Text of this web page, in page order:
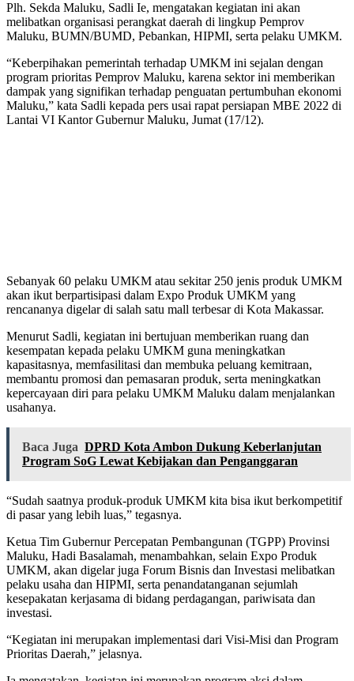
Plh. Sekda Maluku, Sadli Ie, mengatakan kegiatan ini akan
melibatkan organisasi perangkat daerah di lingkup Pemprov
Maluku, BUMN/BUMD, Pebankan, HIPMI, serta pelaku UMKM.
“Keberpihakan pemerintah terhadap UMKM ini sejalan dengan
program prioritas Pemprov Maluku, karena sektor ini memberikan
dampak yang signifikan terhadap penguatan pertumbuhan ekonomi
Maluku,” kata Sadli kepada pers usai rapat persiapan MBE 2022 di
Lantai VI Kantor Gubernur Maluku, Jumat (17/12).
Sebanyak 60 pelaku UMKM atau sekitar 250 jenis produk UMKM
akan ikut berpartisipasi dalam Expo Produk UMKM yang
rencananya digelar di salah satu mall terbesar di Kota Makassar.
Menurut Sadli, kegiatan ini bertujuan memberikan ruang dan
kesempatan kepada pelaku UMKM guna meningkatkan
kapasitasnya, memfasilitasi dan membuka peluang kemitraan,
membantu promosi dan pemasaran produk, serta meningkatkan
kepercayaan diri para pelaku UMKM Maluku dalam menjalankan
usahanya.
Baca Juga DPRD Kota Ambon Dukung Keberlanjutan
Program SoG Lewat Kebijakan dan Penganggaran
“Sudah saatnya produk-produk UMKM kita bisa ikut berkompetitif
di pasar yang lebih luas,” tegasnya.
Ketua Tim Gubernur Percepatan Pembangunan (TGPP) Provinsi
Maluku, Hadi Basalamah, menambahkan, selain Expo Produk
UMKM, akan digelar juga Forum Bisnis dan Investasi melibatkan
pelaku usaha dan HIPMI, serta penandatanganan sejumlah
kesepakatan kerjasama di bidang perdagangan, pariwisata dan
investasi.
“Kegiatan ini merupakan implementasi dari Visi-Misi dan Program
Prioritas Daerah,” jelasnya.